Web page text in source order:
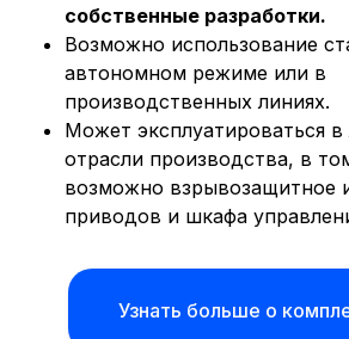
собственные разработки.
Возможно использование
автономном режиме или в
производственных линиях.
Может эксплуатироваться
отрасли производства, в
возможно взрывозащитное
приводов и шкафа
Узнать больше о